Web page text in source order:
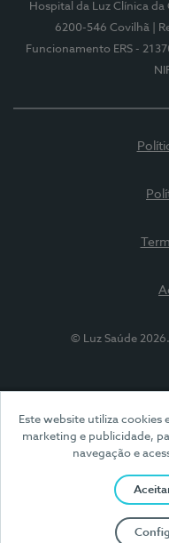
Este website utiliza cookies
marketing e publicidade,
navegação e
Hospital da Luz Clínica da
6200-546 Covilhã
|
Funcionamento ERS -
© Luz Saúde